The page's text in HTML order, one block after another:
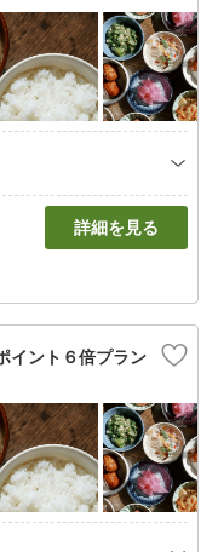
詳細を見る
イント６倍プラン